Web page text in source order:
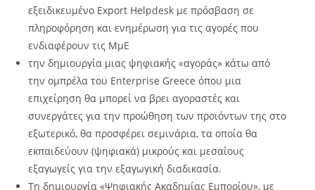
εξειδικευμένο Export Helpdesk με πρόσβαση σε
πληροφόρηση και ενημέρωση για τις αγορές που
ενδιαφέρουν τις ΜμΕ
την δημιουργία μιας ψηφιακής «αγοράς» κάτω από
την ομπρέλα του Enterprise Greece όπου μια
επιχείρηση θα μπορεί να βρει αγοραστές και
συνεργάτες για την προώθηση των προϊόντων της στο
εξωτερικό, θα προσφέρει σεμινάρια, τα οποία θα
εκπαιδεύουν (ψηφιακά) μικρούς και μεσαίους
εξαγωγείς για την εξαγωγική διαδικασία.
Τη δημιουργία «Ψηφιακής Ακαδημίας Εμπορίου», με